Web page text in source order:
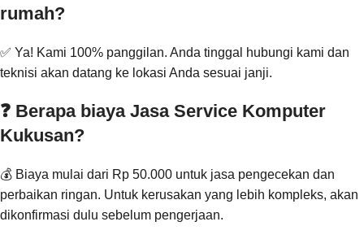
rumah?
✅ Ya! Kami 100% panggilan. Anda tinggal hubungi kami dan
teknisi akan datang ke lokasi Anda sesuai janji.
❓ Berapa biaya Jasa Service Komputer
Kukusan?
💰 Biaya mulai dari Rp 50.000 untuk jasa pengecekan dan
perbaikan ringan. Untuk kerusakan yang lebih kompleks, akan
dikonfirmasi dulu sebelum pengerjaan.